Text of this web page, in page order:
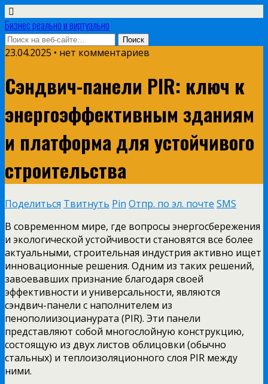
Бизнес реально и виртуально
23.04.2025 • нет комментариев
Сэндвич-панели PIR: ключ к
энергоэффективным зданиям
и платформа для устойчивого
строительства
Поделиться Твитнуть Pin Отпр. по эл. почте SMS
В современном мире, где вопросы энергосбережения
и экологической устойчивости становятся все более
актуальными, строительная индустрия активно ищет
инновационные решения. Одним из таких решений,
завоевавших признание благодаря своей
эффективности и универсальности, являются
сэндвич-панели с наполнителем из
пенополиизоцианурата (PIR). Эти панели
представляют собой многослойную конструкцию,
состоящую из двух листов облицовки (обычно
стальных) и теплоизоляционного слоя PIR между
ними.